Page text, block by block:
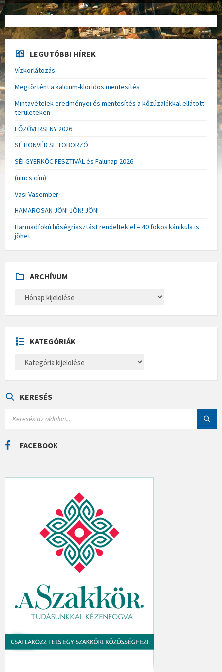
LEGUTÓBBI HÍREK
Vízkorlátozás
Megtörtént a kalcium-kloridos mentesítés
Mintavételek eredményei és mentesítés a kőzúzalékkal ellátott
területeken
FŐZŐVERSENY 2026
SÉ HONVÉD SE TOBORZÓ
SÉI GYERKŐC FESZTIVÁL és Falunap 2026
(nincs cím)
Vasi Vasember
HAMAROSAN JÖN! JÖN! JÖN!
Harmadfokú hőségriasztást rendeltek el – 40 fokos kánikula is
jöhet
ARCHÍVUM
H
U
M
KATEGÓRIÁK
E
Á
KERESÉS
C
H
FACEBOOK